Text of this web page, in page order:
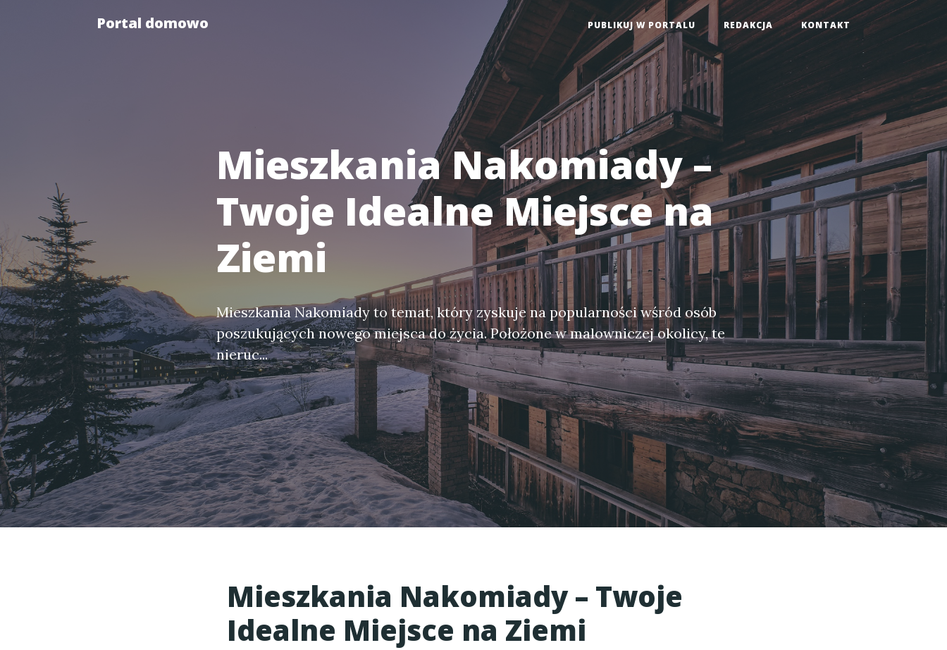
Portal domowo PUBLIKUJ W PORTALU REDAKCJA KONTAKT
Mieszkania Nakomiady –
Twoje Idealne Miejsce na
Ziemi
Mieszkania Nakomiady to temat, który zyskuje na popularności wśród osób
poszukujących nowego miejsca do życia. Położone w malowniczej okolicy, te
nieruc...
Mieszkania Nakomiady– Twoje
Idealne Miejsce na Ziemi